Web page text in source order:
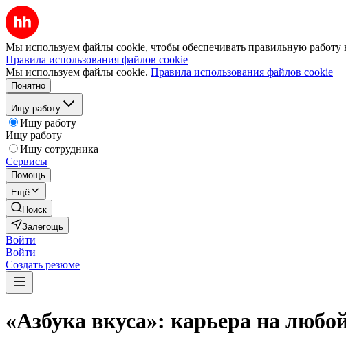
Мы используем файлы cookie, чтобы обеспечивать правильную работу
Правила использования файлов cookie
Мы используем файлы cookie. Правила использования файлов cookie
Понятно
Ищу работу
Ищу работу
Ищу работу
Ищу сотрудника
Сервисы
Помощь
Ещё
Поиск
Залегощь
Войти
Войти
Создать резюме
«Азбука вкуса»: карьера на